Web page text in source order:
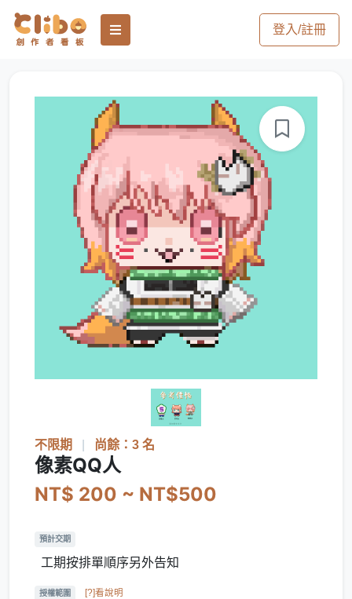
登入/註冊
不限期 尚餘：3 名
像素QQ人
NT$ 200 ~ NT$500
預計交期
工期按排單順序另外告知
授權範圍 [?]看說明